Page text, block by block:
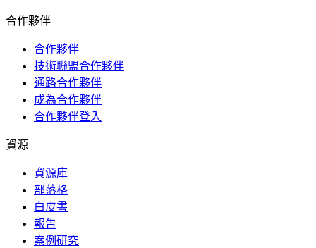
合作夥伴
合作夥伴
技術聯盟合作夥伴
通路合作夥伴
成為合作夥伴
合作夥伴登入
資源
資源庫
部落格
白皮書
報告
案例研究